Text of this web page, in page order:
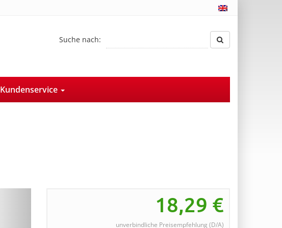
Suche nach:
Kundenservice
18,29 €
unverbindliche Preisempfehlung (D/A)